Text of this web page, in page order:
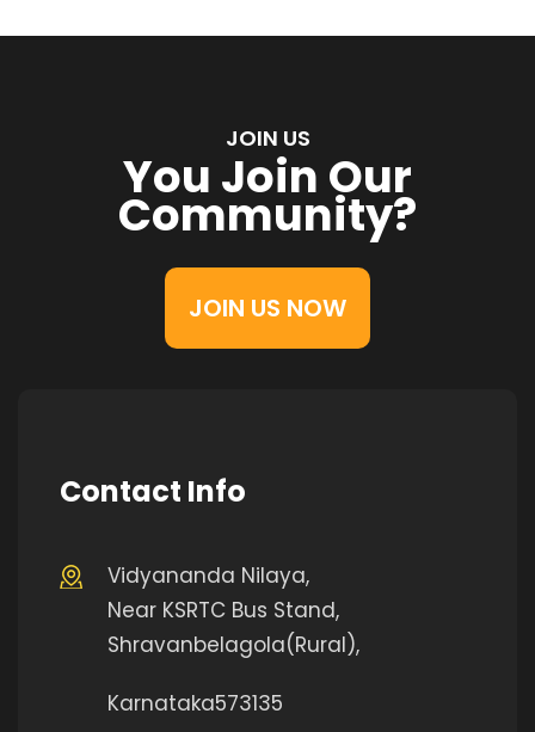
JOIN US
You Join Our
Community?
JOIN US NOW
Contact Info
Vidyananda Nilaya,
Near KSRTC Bus Stand,
Shravanbelagola(Rural),
Karnataka573135